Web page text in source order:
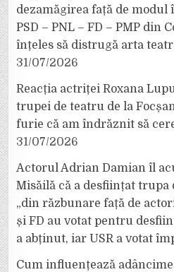
dezamăgirea față de modul
PSD – PNL – FD – PMP din
înțeles să distrugă arta
31/07/2026
Reacția actriței Roxana
trupei de teatru de la
furie că am îndrăznit să
31/07/2026
Actorul Adrian Damian îl
Misăilă că a desființat trupa
„din răzbunare față de
și FD au votat pentru
a abținut, iar USR a votat
Cum influențează